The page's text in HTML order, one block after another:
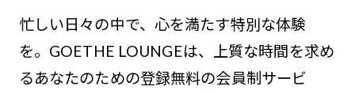
忙しい日々の中で、心を満たす特別な体験
を。GOETHE LOUNGEは、上質な時間を求め
るあなたのための登録無料の会員制サービ